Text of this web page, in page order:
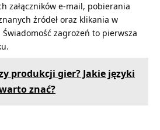
załączników e-mail, pobierania
źródeł oraz klikania w
zagrożeń to pierwsza
produkcji gier? Jakie języki
znać?